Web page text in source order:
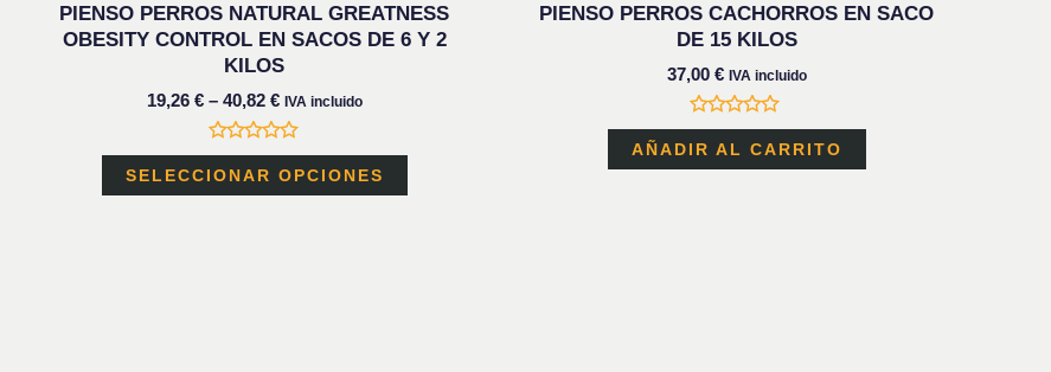
PIENSO PERROS NATURAL GREATNESS
OBESITY CONTROL EN SACOS DE 6 Y 2
KILOS
19,26 €– 40,82 € IVA incluido
Valorado
con
SELECCIONAR OPCIONES
producto
PIENSO PERROS CACHORROS EN SACO
DE 15 KILOS
37,00 € IVA incluido
Valorado
con
AÑADIR AL CARRITO